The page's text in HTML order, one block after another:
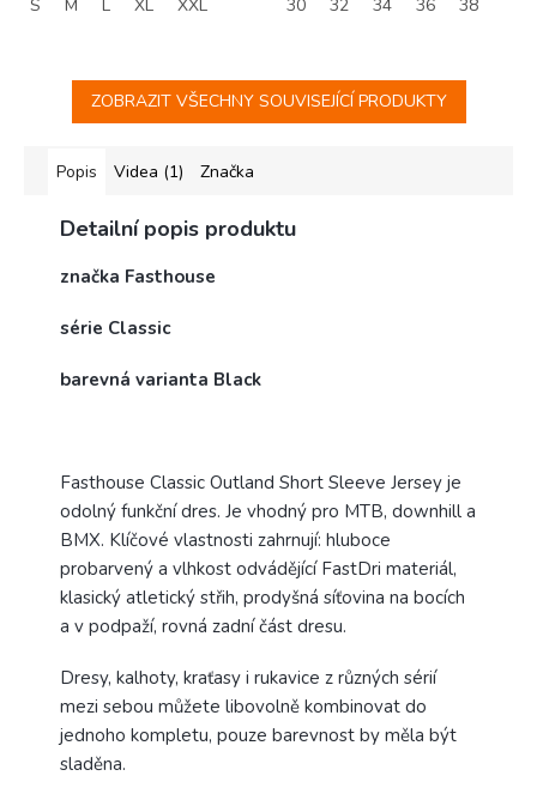
S M L XL XXL 30 32 34 36 38
ZOBRAZIT VŠECHNY SOUVISEJÍCÍ PRODUKTY
Popis Videa (1) Značka
Detailní popis produktu
značka Fasthouse
série Classic
barevná varianta Black
Fasthouse Classic Outland Short Sleeve Jersey je
odolný funkční dres. Je vhodný pro MTB, downhill a
BMX. Klíčové vlastnosti zahrnují: hluboce
probarvený a vlhkost odvádějící FastDri materiál,
klasický atletický střih, prodyšná síťovina na bocích
a v podpaží, rovná zadní část dresu.
Dresy, kalhoty, kraťasy i rukavice z různých sérií
mezi sebou můžete libovolně kombinovat do
jednoho kompletu, pouze barevnost by měla být
sladěna.